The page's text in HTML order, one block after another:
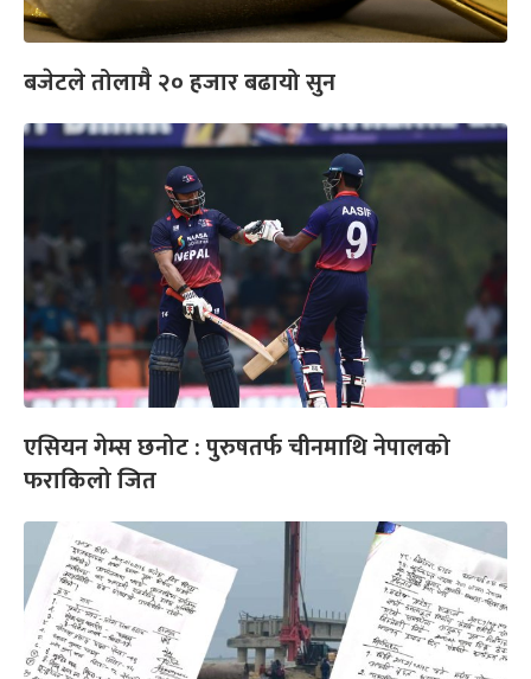
बजेटले तोलामै २० हजार बढायो सुन
एसियन गेम्स छनोट : पुरुषतर्फ चीनमाथि नेपालको
फराकिलो जित